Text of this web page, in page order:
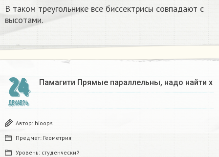
В таком треугольнике все биссектрисы совпадают с
высотами.
24
ДЕКАБРЬ
Памагити Прямые параллельны, надо найти x
Автор: hioops
Предмет: Геометрия
Уровень: студенческий